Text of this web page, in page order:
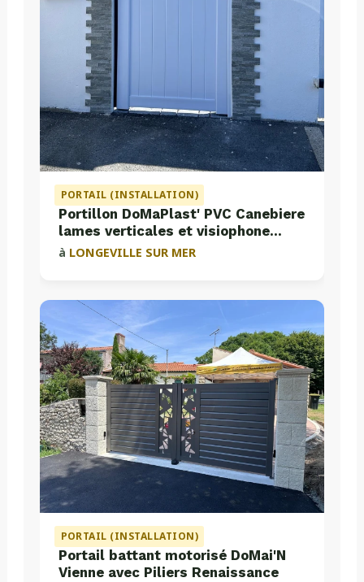
PORTAIL (INSTALLATION)
Portillon DoMaPlast' PVC Canebiere
lames verticales et visiophone
Aiphone
à LONGEVILLE SUR MER
PORTAIL (INSTALLATION)
Portail battant motorisé DoMai'N
Vienne avec Piliers Renaissance